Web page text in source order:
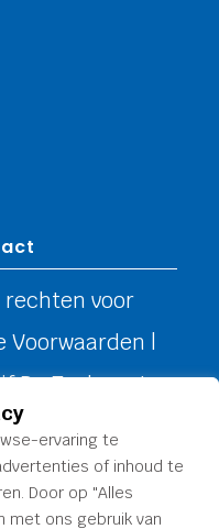
ervaring te
of inhoud te
Door op "Alles
met ons gebruik van
rechten voor
Voorwaarden
De Toekomst